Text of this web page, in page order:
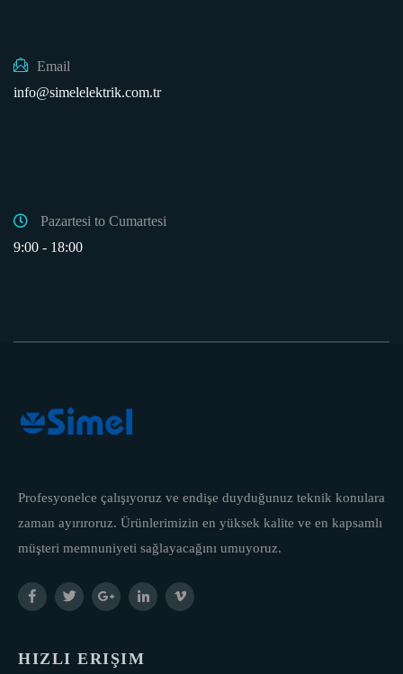
Email
info@simelelektrik.com.tr
Pazartesi to Cumartesi
9:00 - 18:00
Profesyonelce çalışıyoruz ve endişe duyduğunuz teknik konulara
zaman ayırıroruz. Ürünlerimizin en yüksek kalite ve en kapsamlı
müşteri memnuniyeti sağlayacağını umuyoruz.
HIZLI ERIŞIM